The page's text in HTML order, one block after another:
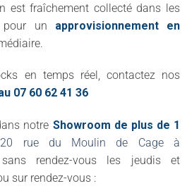
est fraîchement collecté dans les
, pour un approvisionnement en
en temps réel, contactez nos
07 60 62 41 36
notre Showroom de plus de 1
rue du Moulin de Cage à
rendez-vous les jeudis et
sur rendez-vous :